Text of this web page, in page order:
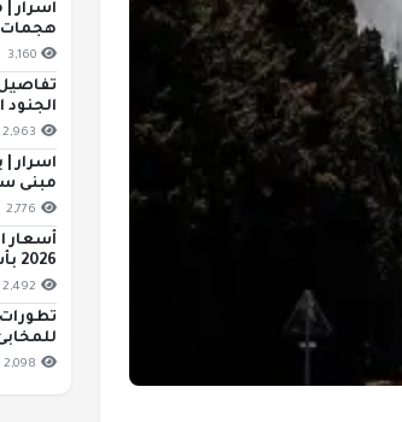
اسرار
هجمات
3,160
2,963
اسرار
مبنى
2,776
2026 بأسوق عدن
2,492
2,098